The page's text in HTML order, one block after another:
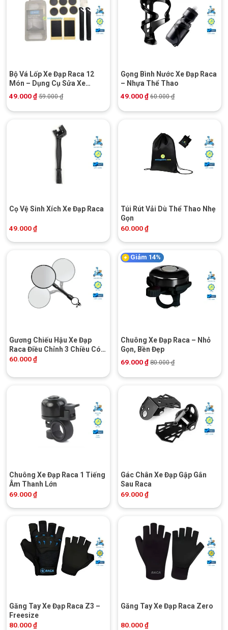
Bộ Vá Lốp Xe Đạp Raca 12
Món – Dụng Cụ Sửa Xe
Chuyên Dụng
49.000₫ 59.000₫
Gọng Bình Nước Xe Đạp Raca
– Nhựa Thể Thao
49.000₫ 60.000₫
Cọ Vệ Sinh Xích Xe Đạp Raca
49.000₫
Túi Rút Vải Dù Thể Thao Nhẹ
Gọn
60.000₫
Gương Chiếu Hậu Xe Đạp
Raca Điều Chỉnh 3 Chiều Có
Phản Quang
60.000₫
Giảm 14%
Chuông Xe Đạp Raca – Nhỏ
Gọn, Bền Đẹp
69.000₫ 80.000₫
Chuông Xe Đạp Raca 1 Tiếng
Âm Thanh Lớn
69.000₫
Gác Chân Xe Đạp Gập Gắn
Sau Raca
69.000₫
Găng Tay Xe Đạp Raca Z3 –
Freesize
80.000₫
Găng Tay Xe Đạp Raca Zero
80.000₫